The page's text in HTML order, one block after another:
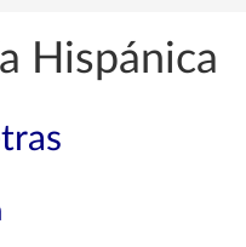
Hispánica